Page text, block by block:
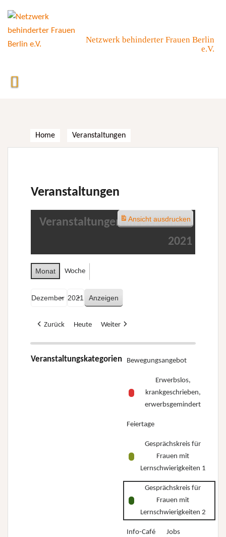
content
Netzwerk behinderter Frauen Berlin
e.V.
Home Veranstaltungen
Veranstaltungen
Veranstaltungen im Dezember
2021
Monat Woche
Zurück Heute Weiter
Veranstaltungskategorien Bewegungsangebot
Erwerbslos,
krankgeschrieben,
erwerbsgemindert
Feiertage
Gesprächskreis für
Frauen mit
Lernschwierigkeiten 1
Gesprächskreis für
Frauen mit
Lernschwierigkeiten 2
Info-Café Jobs
Ansichtausdrucken